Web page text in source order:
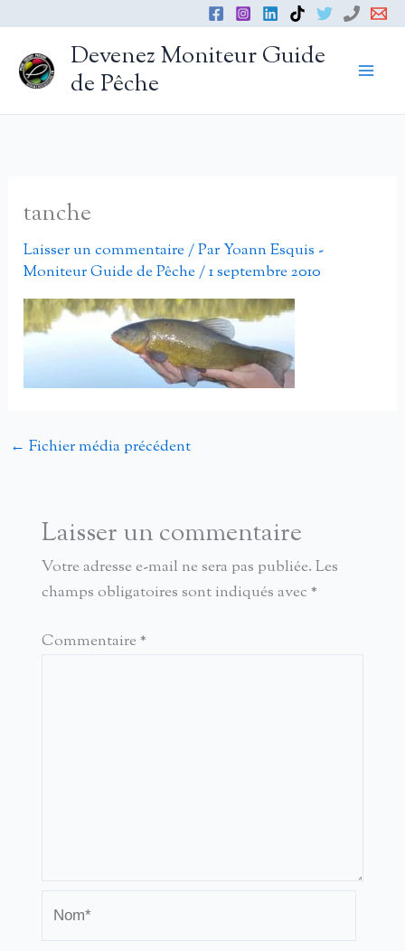
contenu
Devenez Moniteur Guide
de Pêche
tanche
Laisser un commentaire/ ParYoann Esquis -
Moniteur Guide de Pêche/1 septembre 2010
← Fichier média précédent
Laisser un commentaire
Votre adresse e-mail ne sera pas publiée. Les
champs obligatoires sont indiqués avec *
Commentaire *